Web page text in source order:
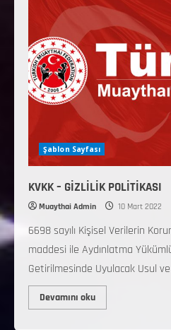
Şablon Sayfası
KVKK – GİZLİLİK POLİTİKASI
Muaythai Admin 10 Mart 2022
6698 sayılı Kişisel Verilerin
maddesi ile Aydınlatma
Getirilmesinde Uyulacak Usul
Devamını oku